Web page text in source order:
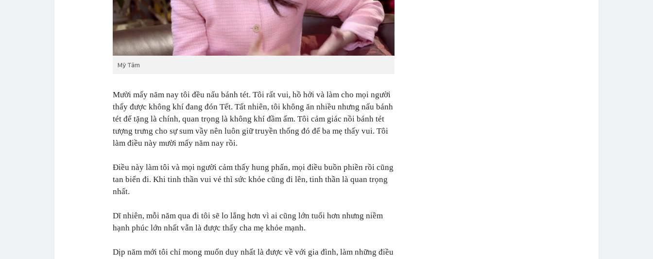
Mỹ Tâm
Mười mấy năm nay tôi đều nấu bánh tét. Tôi rất vui, hồ hởi và làm cho mọi người
thấy được không khí đang đón Tết. Tất nhiên, tôi không ăn nhiều nhưng nấu bánh
tét để tặng là chính, quan trọng là không khí đầm ấm. Tôi cảm giác nồi bánh tét
tượng trưng cho sự sum vầy nên luôn giữ truyền thống đó để ba mẹ thấy vui. Tôi
làm điều này mười mấy năm nay rồi.
Điều này làm tôi và mọi người cảm thấy hung phấn, mọi điều buồn phiền rồi cũng
tan biến đi. Khi tinh thần vui vẻ thì sức khỏe cũng đi lên, tinh thần là quan trọng
nhất.
Dĩ nhiên, mỗi năm qua đi tôi sẽ lo lắng hơn vì ai cũng lớn tuổi hơn nhưng niềm
hạnh phúc lớn nhất vẫn là được thấy cha mẹ khỏe mạnh.
Dịp năm mới tôi chỉ mong muốn duy nhất là được về với gia đình, làm những điều